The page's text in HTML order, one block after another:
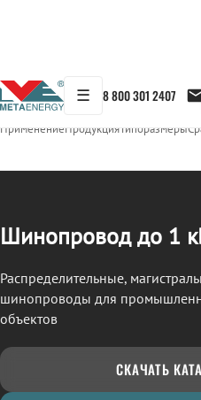
☰ 8 800 301 2407
← Продукция/ШИНОПРОВОД
ПрименениеПродукцияТипоразмеры
Шинопровод до 1
Распределительные,
шинопроводы для
объектов
СКАЧАТЬ